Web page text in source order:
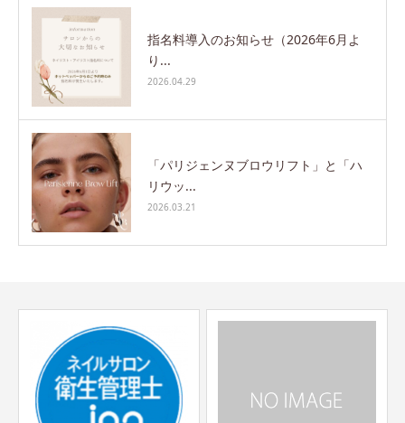
指名料導入のお知らせ（2026年6月よ
り...
2026.04.29
「パリジェンヌブロウリフト」と「ハ
リウッ...
2026.03.21